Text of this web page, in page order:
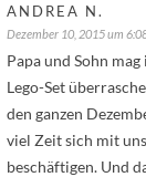
ANDREA N.
Dezember 10, 2015 um
Papa und Sohn
Lego-Set
den ganzen
viel Zeit sich mit
beschäftigen. Und